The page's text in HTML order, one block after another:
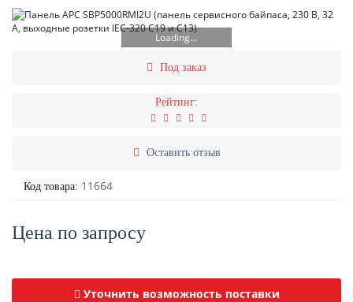
Loading...
Под заказ
Рейтинг:
Оставить отзыв
Код товара: 11664
Цена по запросу
Уточнить возможность поставки